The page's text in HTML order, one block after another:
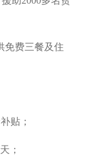
免费三餐及住
贴；
；